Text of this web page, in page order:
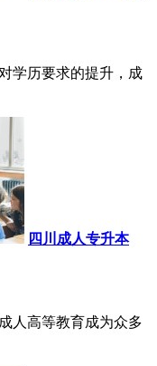
学历要求的提升，成
四川成人专升本
人高等教育成为众多